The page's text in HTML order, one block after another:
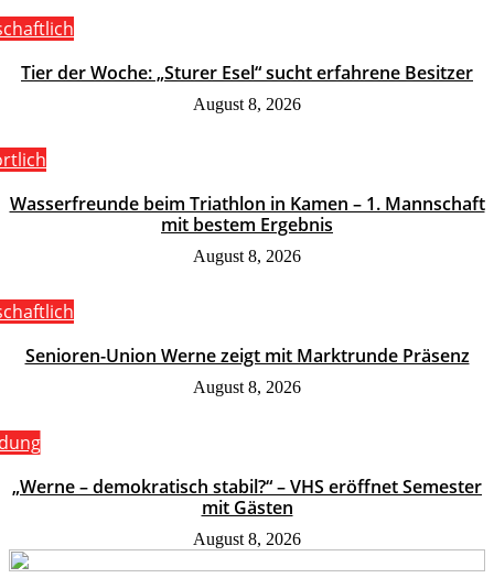
Tier der Woche: „Sturer Esel“ sucht erfahrene Besitzer
August 8, 2026
Wasserfreunde beim Triathlon in Kamen – 1. Mannschaft
mit bestem Ergebnis
August 8, 2026
Senioren-Union Werne zeigt mit Marktrunde Präsenz
August 8, 2026
„Werne – demokratisch stabil?“ – VHS eröffnet Semester
mit Gästen
August 8, 2026